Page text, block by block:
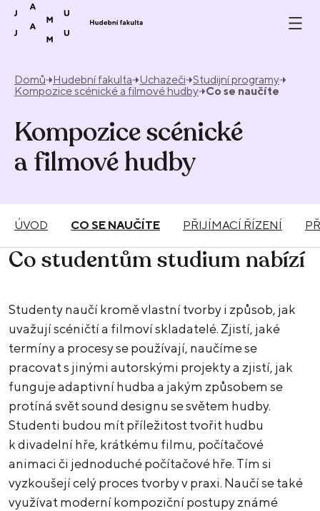
Přeskočit na obsah
Domů Hudební fakulta Uchazeči Studijní programy
Kompozice scénické a filmové hudby Co se naučíte
Kompozice scénické
a filmové hudby
ÚVOD CO SE NAUČÍTE PŘIJÍMACÍ ŘÍZENÍ
Co studentům studium nabízí
Studenty naučí kromě vlastní tvorby i způsob, jak
uvažují scéničtí a filmoví skladatelé. Zjistí, jaké
termíny a procesy se používají, naučíme se
pracovat s jinými autorskými projekty a zjistí, jak
funguje adaptivní hudba a jakým způsobem se
protíná svět sound designu se světem hudby.
Studenti budou mít příležitost tvořit hudbu
k divadelní hře, krátkému filmu, počítačové
animaci či jednoduché počítačové hře. Tím si
vyzkoušejí celý proces tvorby v praxi. Naučí se také
využívat moderní kompoziční postupy známé